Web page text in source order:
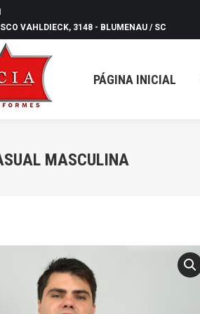
VAHLDIECK, 3148 - BLUMENAU / SC
PÁGINA INICIAL
MASCULINA